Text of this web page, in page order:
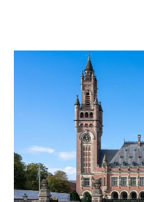
Bundesland von einer
und Hintergründe zu den
und Kandidaten der
Sendungen
Audio-Archiv